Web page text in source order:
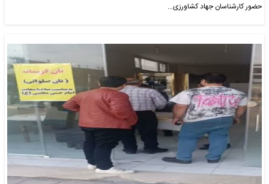
حضور کارشناسان جهاد کشاورزی…